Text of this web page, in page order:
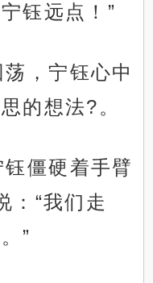
钰远点！”
，宁钰心中
的想法?。
僵硬着手臂
：“我们走
”